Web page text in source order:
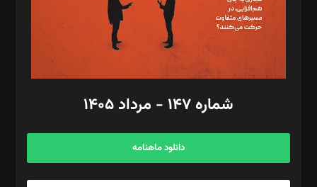
فیلمبرداری و عکاسی: امیر شفیعی، مانی لطفی زاده
گرافیک و صفحه‌آرایی: سید‌سبحان‌علی ثابت
مد‌یر توسعه تجاری: کامبیز برید‌
امور مالی: شاپور رهبری، محمد‌ کاظمی‌نیا
آگهی و مشترکین: ۰۹۱۹۹۹۹۰۴۵۴
شماره ۱۴۷ - مرداد ۱۴۰۵
دانلود ماهنامه